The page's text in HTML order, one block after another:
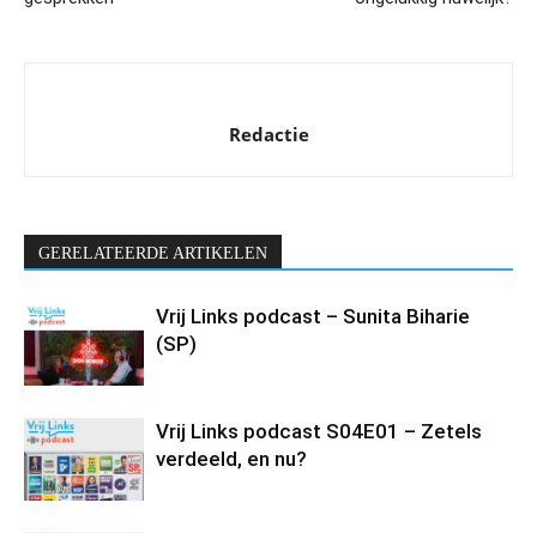
Redactie
GERELATEERDE ARTIKELEN
Vrij Links podcast – Sunita Biharie
(SP)
Vrij Links podcast S04E01 – Zetels
verdeeld, en nu?